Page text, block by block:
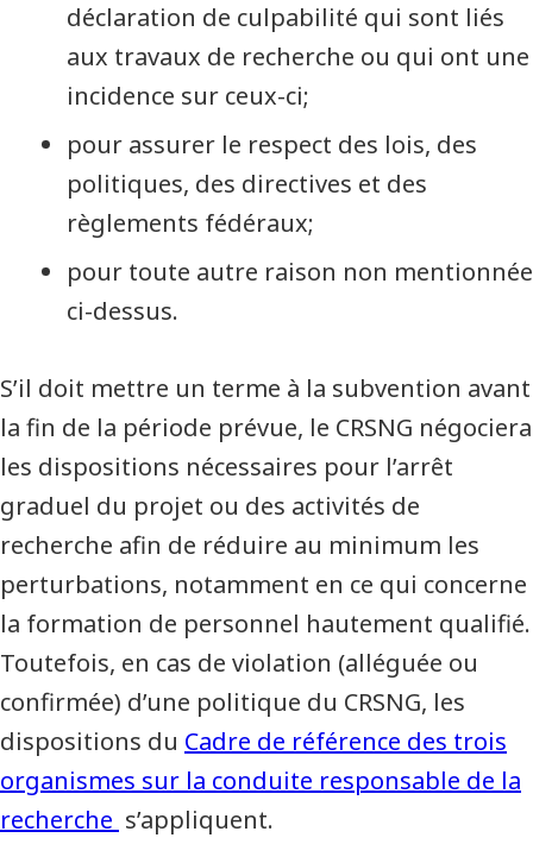
déclaration de culpabilité qui sont liés
aux travaux de recherche ou qui ont une
incidence sur ceux-ci;
pour assurer le respect des lois, des
politiques, des directives et des
règlements fédéraux;
pour toute autre raison non mentionnée
ci-dessus.
S’il doit mettre un terme à la subvention avant
la fin de la période prévue, le CRSNG négociera
les dispositions nécessaires pour l’arrêt
graduel du projet ou des activités de
recherche afin de réduire au minimum les
perturbations, notamment en ce qui concerne
la formation de personnel hautement qualifié.
Toutefois, en cas de violation (alléguée ou
confirmée) d’une politique du CRSNG, les
dispositions du Cadre de référence des trois
organismes sur la conduite responsable de la
recherche s’appliquent.